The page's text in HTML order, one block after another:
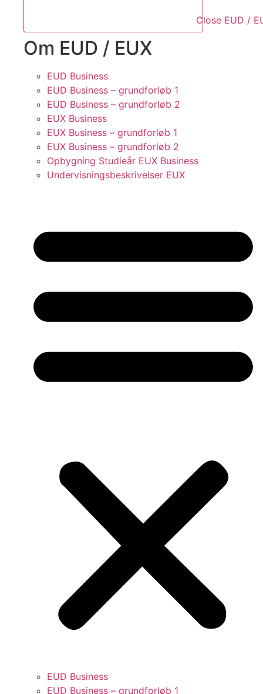
Close EUD /
Om EUD / EUX
EUD Business
EUD Business – grundforløb 1
EUD Business – grundforløb 2
EUX Business
EUX Business – grundforløb 1
EUX Business – grundforløb 2
Opbygning Studieår EUX Business
Undervisningsbeskrivelser EUX
EUD Business
EUD Business – grundforløb 1